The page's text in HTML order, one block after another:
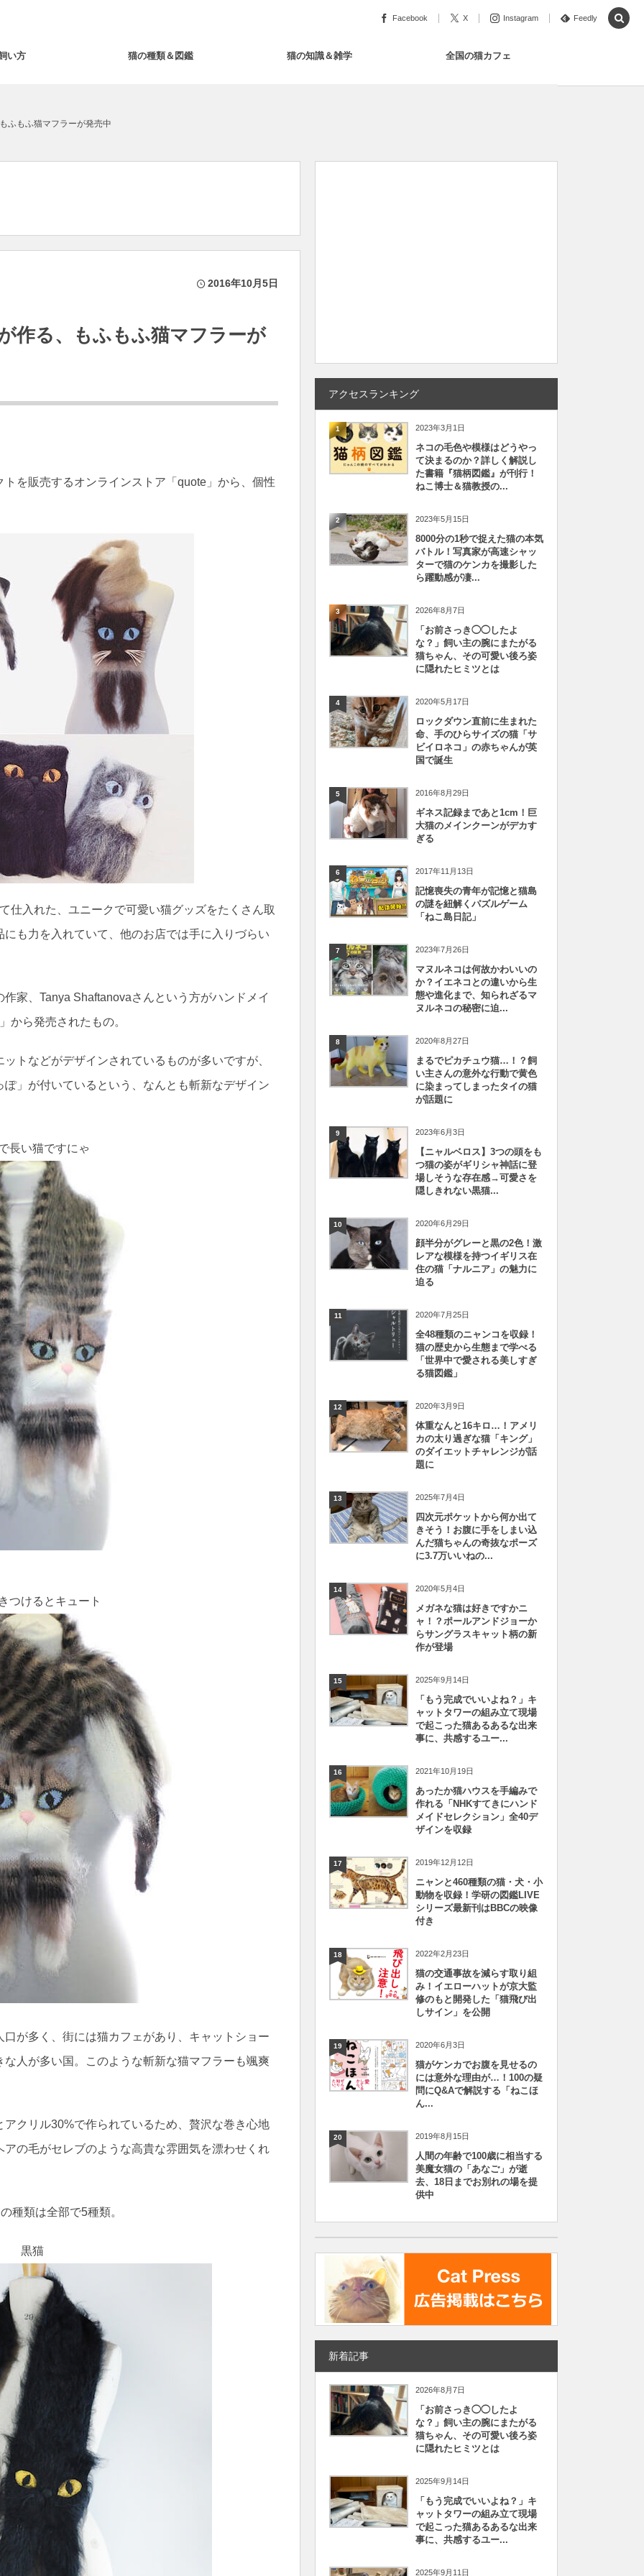
Facebook X Instagram Feedly
い方 猫の種類＆図鑑 猫の知識＆雑学 全国の猫カフェ
ふもふ猫マフラーが発売中
2016年10月5日
作る、もふもふ猫マフラーが
を販売するオンラインストア「quote」から、個性
仕入れた、ユニークで可愛い猫グッズをたくさん取
も力を入れていて、他のお店では手に入りづらい
家、Tanya Shaftanovaさんという方がハンドメイ
から発売されたもの。
トなどがデザインされているものが多いですが、
」が付いているという、なんとも斬新なデザイン
長い猫ですにゃ
つけるとキュート
が多く、街には猫カフェがあり、キャットショー
人が多い国。このような斬新な猫マフラーも颯爽
クリル30%で作られているため、贅沢な巻き心地
の毛がセレブのような高貴な雰囲気を漂わせくれ
種類は全部で5種類。
黒猫
アクセスランキング
1 2023年3月1日
ネコの毛色や模様はどうやっ
て決まるのか？詳しく解説し
た書籍『猫柄図鑑』が刊行！
ねこ博士＆猫教授の...
2 2023年5月15日
8000分の1秒で捉えた猫の本気
バトル！写真家が高速シャッ
ターで猫のケンカを撮影した
ら躍動感が凄...
3 2026年8月7日
「お前さっき◯◯したよ
な？」飼い主の腕にまたがる
猫ちゃん、その可愛い後ろ姿
に隠れたヒミツとは
4 2020年5月17日
ロックダウン直前に生まれた
命、手のひらサイズの猫「サ
ビイロネコ」の赤ちゃんが英
国で誕生
5 2016年8月29日
ギネス記録まであと1cm！巨
大猫のメインクーンがデカす
ぎる
6 2017年11月13日
記憶喪失の青年が記憶と猫島
の謎を紐解くパズルゲーム
「ねこ島日記」
7 2023年7月26日
マヌルネコは何故かわいいの
か？イエネコとの違いから生
態や進化まで、知られざるマ
ヌルネコの秘密に迫...
8 2020年8月27日
まるでピカチュウ猫…！？飼
い主さんの意外な行動で黄色
に染まってしまったタイの猫
が話題に
9 2023年6月3日
【ニャルベロス】3つの頭をも
つ猫の姿がギリシャ神話に登
場しそうな存在感→可愛さを
隠しきれない黒猫...
10 2020年6月29日
顔半分がグレーと黒の2色！激
レアな模様を持つイギリス在
住の猫「ナルニア」の魅力に
迫る
11 2020年7月25日
全48種類のニャンコを収録！
猫の歴史から生態まで学べる
「世界中で愛される美しすぎ
る猫図鑑」
12 2020年3月9日
体重なんと16キロ…！アメリ
カの太り過ぎな猫「キング」
のダイエットチャレンジが話
題に
13 2025年7月4日
四次元ポケットから何か出て
きそう！お腹に手をしまい込
んだ猫ちゃんの奇抜なポーズ
に3.7万いいねの...
14 2020年5月4日
メガネな猫は好きですかニ
ャ！？ポールアンドジョーか
らサングラスキャット柄の新
作が登場
15 2025年9月14日
「もう完成でいいよね？」キ
ャットタワーの組み立て現場
で起こった猫あるあるな出来
事に、共感するユー...
16 2021年10月19日
あったか猫ハウスを手編みで
作れる「NHKすてきにハンド
メイドセレクション」全40デ
ザインを収録
17 2019年12月12日
ニャンと460種類の猫・犬・小
動物を収録！学研の図鑑LIVE
シリーズ最新刊はBBCの映像
付き
18 2022年2月23日
猫の交通事故を減らす取り組
み！イエローハットが京大監
修のもと開発した「猫飛び出
しサイン」を公開
19 2020年6月3日
猫がケンカでお腹を見せるの
には意外な理由が…！100の疑
問にQ&Aで解説する「ねこほ
ん...
20 2019年8月15日
人間の年齢で100歳に相当する
美魔女猫の「あなご」が逝
去、18日までお別れの場を提
供中
新着記事
2026年8月7日
「お前さっき◯◯したよ
な？」飼い主の腕にまたがる
猫ちゃん、その可愛い後ろ姿
に隠れたヒミツとは
2025年9月14日
「もう完成でいいよね？」キ
ャットタワーの組み立て現場
で起こった猫あるあるな出来
事に、共感するユー...
2025年9月11日